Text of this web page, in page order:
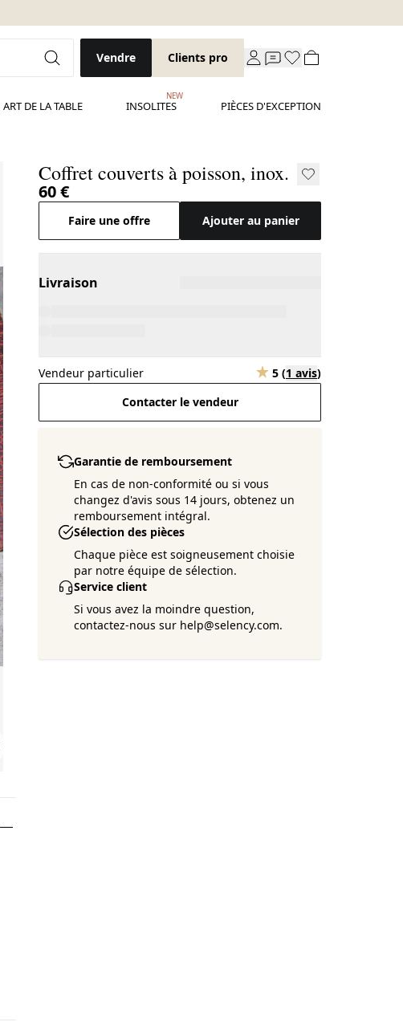
Vendre Clients pro
ART DE LA TABLE INSOLITES
NEW
PIÈCES D'EXCEPTION
Coffret couverts à poisson, inox.
60 €
Faire une offre Ajouter au panier
Livraison
Vendeur particulier 5 (1 avis)
Contacter le vendeur
Garantie de remboursement
En cas de non-conformité ou si vous
changez d'avis sous 14 jours, obtenez un
remboursement intégral.
Sélection des pièces
Chaque pièce est soigneusement choisie
par notre équipe de sélection.
Service client
Si vous avez la moindre question,
contactez-nous sur help@selency.com.